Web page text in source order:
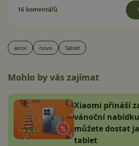
16 komentářů
ainol novo Tablet
Mohlo by vás zajímat
Xiaomi přináší
vánoční
můžete dostat
tablet